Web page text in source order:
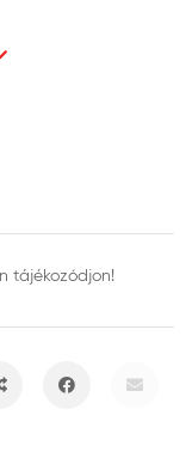
tájékozódjon!